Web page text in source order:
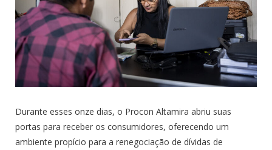
Durante esses onze dias, o Procon Altamira abriu suas
portas para receber os consumidores, oferecendo um
ambiente propício para a renegociação de dívidas de